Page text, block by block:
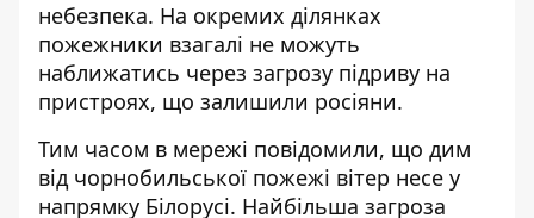
небезпека. На окремих ділянках
пожежники взагалі не можуть
наближатись через загрозу підриву на
пристроях, що залишили росіяни.
Тим часом в мережі повідомили, що дим
від чорнобильської пожежі вітер несе у
напрямку Білорусі. Найбільша загроза